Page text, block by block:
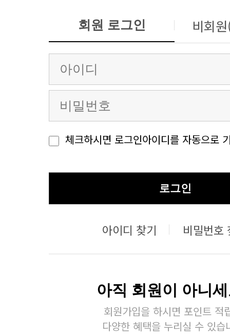
회원 로그인 비회
체크하시면 로그인아이디를 자동으로
로그인
아이디 찾기 비밀번호
아직 회원이 아니
회원가입을 하시면 포인트 적
다양한 혜택을 누리실 수 있습